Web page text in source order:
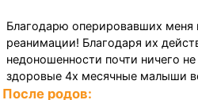
Благодарю оперировавших меня
реанимации! Благодаря их
недоношенности почти ничего
здоровые 4х месячные малыши
После родов: